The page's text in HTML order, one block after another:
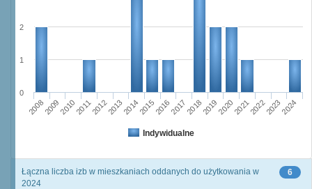
Indywidualne
20082009201020112012201320142015201620172018201920202021202220232024
0
1
2
6
Łączna liczba izb w mieszkaniach oddanych do użytkowania w
2024